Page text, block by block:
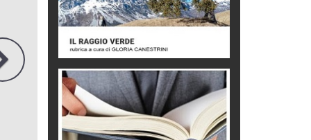
Turismo in Miniera
Puglia - Tra storia e recupero
Castione, sotto il segno del
castagno
Eventi